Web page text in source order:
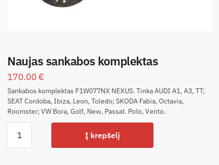
Naujas sankabos komplektas
170.00 €
Sankabos komplektas F1W077NX NEXUS. Tinka AUDI A1, A3, TT;
SEAT Cordoba, Ibiza, Leon, Toledo; SKODA Fabia, Octavia,
Roomster; VW Bora, Golf, New, Passat. Polo, Vento.
Į krepšelį